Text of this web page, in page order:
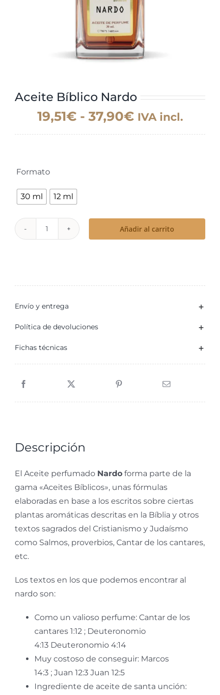
Aceite Bíblico Nardo
19,51€ - 37,90€Rango
de
IVA incl.
Formato
30 ml 12 ml
Añadir al carrito
Envío y entrega
Política de devoluciones
Fichas técnicas
Descripción
El Aceite perfumado Nardoforma parte de la
gama «Aceites Bíblicos», unas fórmulas
elaboradas en base a los escritos sobre ciertas
plantas aromáticas descritas en la Bíblia y otros
textos sagrados del Cristianismo y Judaísmo
como Salmos, proverbios, Cantar de los cantares,
etc.
Los textos en los que podemos encontrar al
nardo son:
Como un valioso perfume: Cantar de los
cantares 1:12 ; Deuteronomio
4:13 Deuteronomio 4:14
Muy costoso de conseguir: Marcos
14:3 ; Juan 12:3 Juan 12:5
Ingrediente de aceite de santa unción: